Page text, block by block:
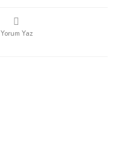
Yorum Yaz